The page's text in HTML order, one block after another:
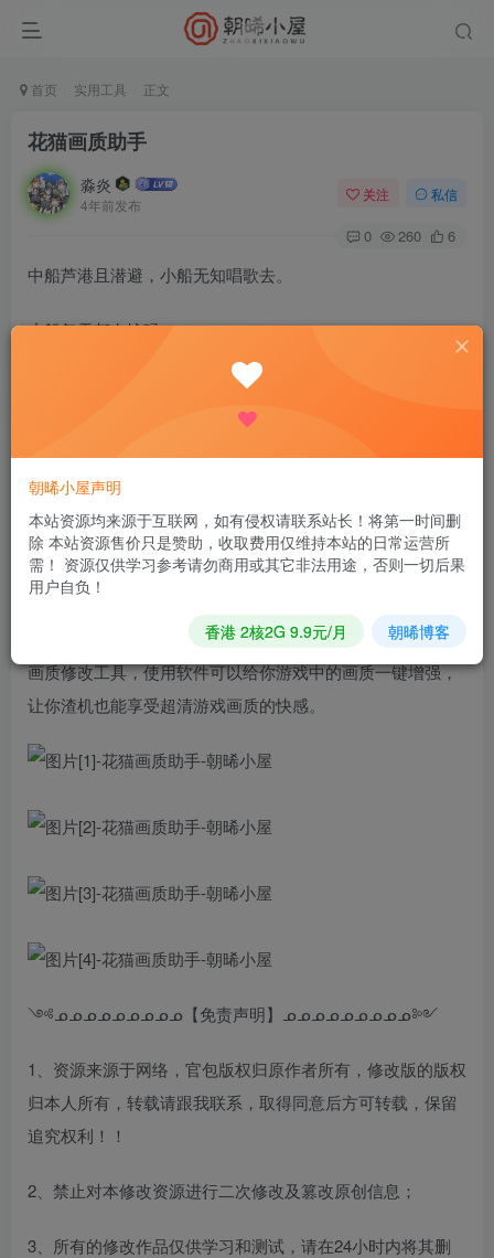
首页 实用工具 正文
花猫画质助手
淼炎
4年前发布
关注 私信
0 260 6
中船芦港且潜避，小船无知唱歌去。
小船每天都在忙碌
༺ᓄᓄᓄᓄᓄᓄᓄᓄᓄ【资源信息】ᓄᓄᓄᓄᓄᓄᓄᓄᓄ༻
【软件名称】：花猫画质助手9.6 [9.6]
【软件包名】:9.60MB（10,061,572字节）
【适用系统】:Android
【软件介绍】:花猫画质助手是为喜欢玩游戏的宝贝们提供的
画质修改工具，使用软件可以给你游戏中的画质一键增强，
让你渣机也能享受超清游戏画质的快感。
༺ᓄᓄᓄᓄᓄᓄᓄᓄᓄ【免责声明】ᓄᓄᓄᓄᓄᓄᓄᓄᓄ༻
1、资源来源于网络，官包版权归原作者所有，修改版的版权
归本人所有，转载请跟我联系，取得同意后方可转载，保留
追究权利！！
2、禁止对本修改资源进行二次修改及篡改原创信息；
3、所有的修改作品仅供学习和测试，请在24小时内将其删
朝晞小屋声明
本站资源均来源于互联网，如有侵权请联系站长！将第一时间删
除 本站资源售价只是赞助，收取费用仅维持本站的日常运营所
需！ 资源仅供学习参考请勿商用或其它非法用途，否则一切后果
用户自负！
香港 2核2G 9.9元/月 朝晞博客